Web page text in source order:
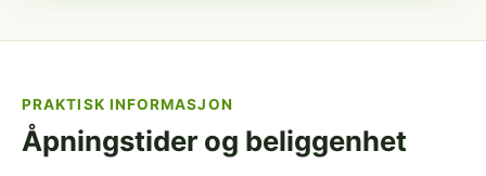
PRAKTISK INFORMASJON
Åpningstider og beliggenhet